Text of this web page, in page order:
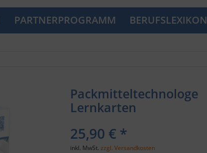
PARTNERPROGRAMM BERUFSLEXIKON
Packmitteltechnologe
Lernkarten
25,90 € *
inkl. MwSt.zzgl. Versandkosten